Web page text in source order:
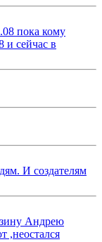
пока кому
и сейчас в
И создателям
Андрею
,неостался